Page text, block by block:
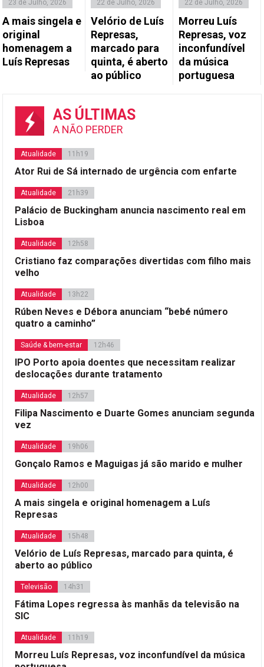
23 de Julho, 2026
A mais singela e
original
homenagem a
Luís Represas
22 de Julho, 2026
Velório de Luís
Represas,
marcado para
quinta, é aberto
ao público
22 de Julho, 2026
Morreu Luís
Represas, voz
inconfundível
da música
portuguesa
AS ÚLTIMAS
A NÃO PERDER
Atualidade 11h19
Ator Rui de Sá internado de urgência com enfarte
Atualidade 21h39
Palácio de Buckingham anuncia nascimento real em
Lisboa
Atualidade 12h58
Cristiano faz comparações divertidas com filho mais
velho
Atualidade 13h22
Rúben Neves e Débora anunciam “bebé número
quatro a caminho”
Saúde & bem-estar 12h46
IPO Porto apoia doentes que necessitam realizar
deslocações durante tratamento
Atualidade 12h57
Filipa Nascimento e Duarte Gomes anunciam segunda
vez
Atualidade 19h06
Gonçalo Ramos e Maguigas já são marido e mulher
Atualidade 12h00
A mais singela e original homenagem a Luís
Represas
Atualidade 15h48
Velório de Luís Represas, marcado para quinta, é
aberto ao público
Televisão 14h31
Fátima Lopes regressa às manhãs da televisão na
SIC
Atualidade 11h19
Morreu Luís Represas, voz inconfundível da música